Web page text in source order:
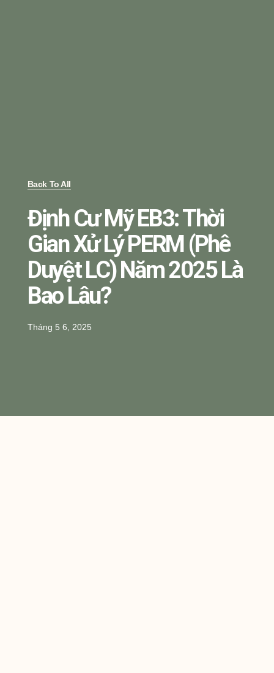
Back To All
Định Cư Mỹ EB3: Thời
Gian Xử Lý PERM (phê
Duyệt LC) Năm 2025 Là
Bao Lâu?
Tháng 5 6, 2025